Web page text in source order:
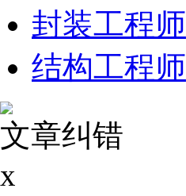
封装工程师
结构工程师
文章纠错
x